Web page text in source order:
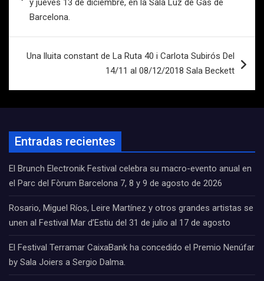
y jueves 13 de diciembre, en la Sala Luz de Gas de
Barcelona.
Una lluita constant de La Ruta 40 i Carlota Subirós Del
14/11 al 08/12/2018 Sala Beckett
Entradas recientes
El Brunch Electronik Festival celebra su macro-evento anual en
el Parc del Fòrum Barcelona 7, 8 y 9 de agosto de 2026
Rosario, Miguel Ríos, Leire Martínez y otros grandes artistas se
unen al Festival Mar d’Estiu del 31 de julio al 17 de agosto
El Festival Terramar CaixaBank ha concedido el Premio Nenúfar
by Sala Joiers a Sergio Dalma.